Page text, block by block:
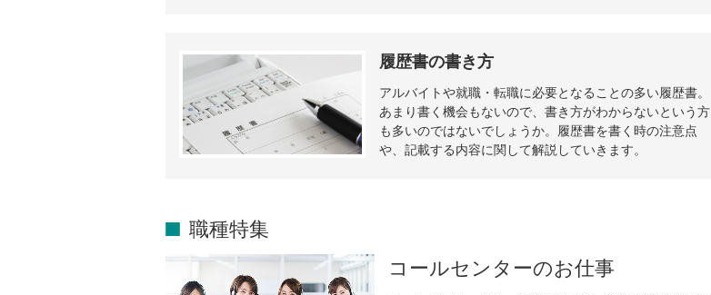
履歴書の書き方
アルバイトや就職・転職に必要となることの多い履歴書。
あまり書く機会もないので、書き方がわからないという方
も多いのではないでしょうか。履歴書を書く時の注意点
や、記載する内容に関して解説していきます。
職種特集
コールセンターのお仕事